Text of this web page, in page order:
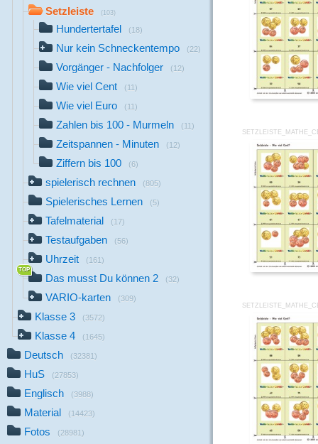
Setzleiste (103)
Hundertertafel (18)
Nur kein Schneckentempo (22)
Vorgänger - Nachfolger (12)
Wie viel Cent (11)
Wie viel Euro (11)
Zahlen bis 100 - Murmeln (11)
Zeitspannen - Minuten (12)
Ziffern bis 100 (6)
spielerisch rechnen (805)
Spielerisches Lernen (5)
Tafelmaterial (17)
Testaufgaben (56)
Uhrzeit (161)
Das musst Du können 2 (32)
VARIO-karten (309)
Klasse 3 (3572)
Klasse 4 (1645)
Deutsch (32381)
HuS (27853)
Englisch (3988)
Material (14423)
Fotos (28981)